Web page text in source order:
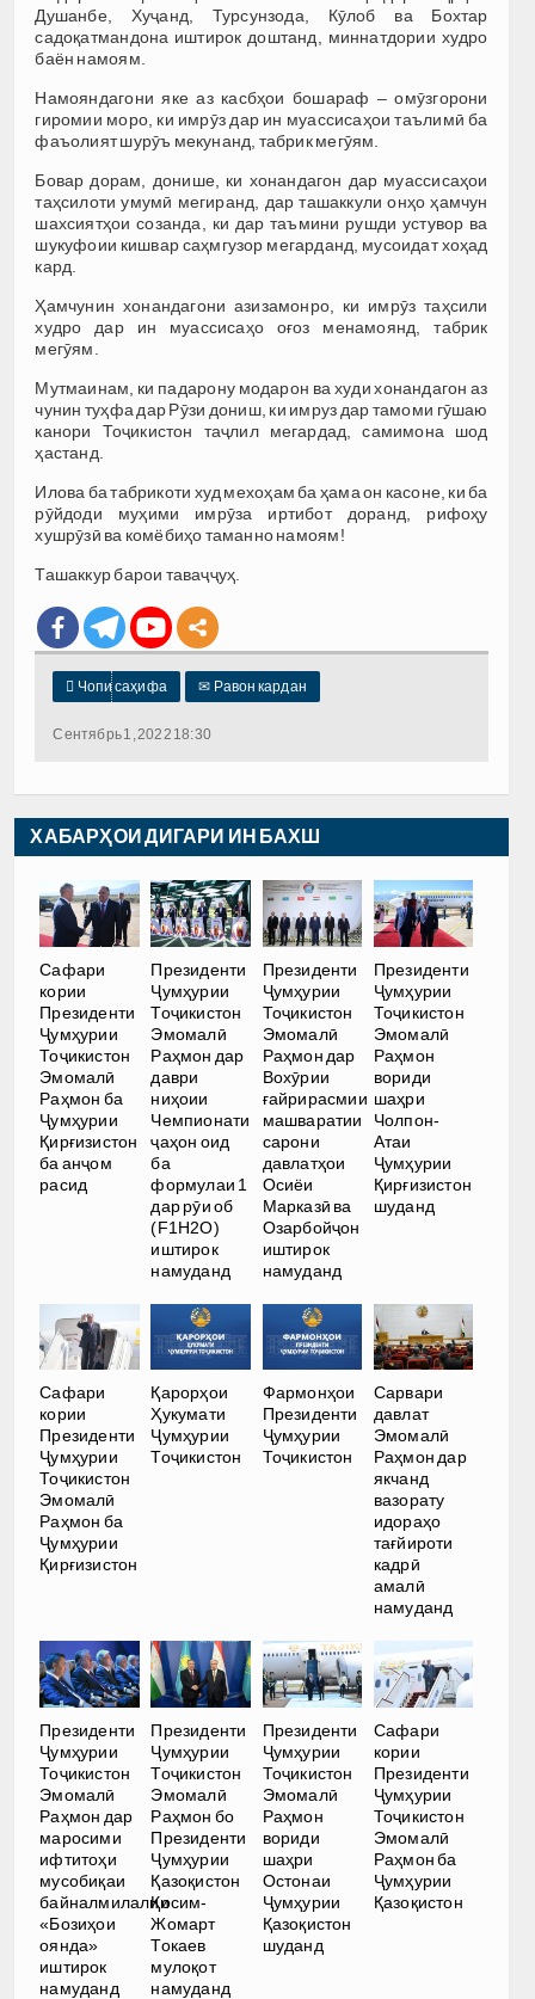
Душанбе, Хуҷанд, Турсунзода, Кӯлоб ва Бохтар
садоқатмандона иштирок доштанд, миннатдории худро
баён намоям.
Намояндагони яке аз касбҳои бошараф – омӯзгорони
гиромии моро, ки имрӯз дар ин муассисаҳои таълимӣ ба
фаъолият шурӯъ мекунанд, табрик мегӯям.
Бовар дорам, донише, ки хонандагон дар муассисаҳои
таҳсилоти умумӣ мегиранд, дар ташаккули онҳо ҳамчун
шахсиятҳои созанда, ки дар таъмини рушди устувор ва
шукуфоии кишвар саҳмгузор мегарданд, мусоидат хоҳад
кард.
Ҳамчунин хонандагони азизамонро, ки имрӯз таҳсили
худро дар ин муассисаҳо оғоз менамоянд, табрик
мегӯям.
Мутмаинам, ки падарону модарон ва худи хонандагон аз
чунин туҳфа дар Рӯзи дониш, ки имруз дар тамоми гӯшаю
канори Тоҷикистон таҷлил мегардад, самимона шод
ҳастанд.
Илова ба табрикоти худ мехоҳам ба ҳама он касоне, ки ба
рӯйдоди муҳими имрӯза иртибот доранд, рифоҳу
хушрӯзӣ ва комёбиҳо таманно намоям!
Ташаккур барои таваҷҷуҳ.
 Чопи саҳифа ✉ Равон кардан
Сентябрь 1, 2022 18:30
ХАБАРҲОИ ДИГАРИ ИН БАХШ
Сафари
кории
Президенти
Ҷумҳурии
Тоҷикистон
Эмомалӣ
Раҳмон ба
Ҷумҳурии
Қирғизистон
ба анҷом
расид
Президенти
Ҷумҳурии
Тоҷикистон
Эмомалӣ
Раҳмон дар
даври
ниҳоии
Чемпионати
ҷаҳон оид
ба
формулаи 1
дар рӯи об
(F1H2O)
иштирок
намуданд
Президенти
Ҷумҳурии
Тоҷикистон
Эмомалӣ
Раҳмон дар
Вохӯрии
ғайрирасмии
машваратии
сарони
давлатҳои
Осиёи
Марказӣ ва
Озарбойҷон
иштирок
намуданд
Президенти
Ҷумҳурии
Тоҷикистон
Эмомалӣ
Раҳмон
вориди
шаҳри
Чолпон-
Атаи
Ҷумҳурии
Қирғизистон
шуданд
Сафари
кории
Президенти
Ҷумҳурии
Тоҷикистон
Эмомалӣ
Раҳмон ба
Ҷумҳурии
Қирғизистон
Қарорҳои
Ҳукумати
Ҷумҳурии
Тоҷикистон
Фармонҳои
Президенти
Ҷумҳурии
Тоҷикистон
Сарвари
давлат
Эмомалӣ
Раҳмон дар
якчанд
вазорату
идораҳо
тағйироти
кадрӣ
амалӣ
намуданд
Президенти
Ҷумҳурии
Тоҷикистон
Эмомалӣ
Раҳмон дар
маросими
ифтитоҳи
мусобиқаи
байналмилалии
«Бозиҳои
оянда»
иштирок
намуданд
Президенти
Ҷумҳурии
Тоҷикистон
Эмомалӣ
Раҳмон бо
Президенти
Ҷумҳурии
Қазоқистон
Қосим-
Жомарт
Токаев
мулоқот
намуданд
Президенти
Ҷумҳурии
Тоҷикистон
Эмомалӣ
Раҳмон
вориди
шаҳри
Остонаи
Ҷумҳурии
Қазоқистон
шуданд
Сафари
кории
Президенти
Ҷумҳурии
Тоҷикистон
Эмомалӣ
Раҳмон ба
Ҷумҳурии
Қазоқистон